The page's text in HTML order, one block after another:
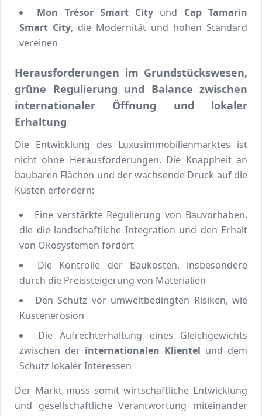
Mon Trésor Smart City und Cap Tamarin
Smart City, die Modernität und hohen Standard
vereinen
Herausforderungen im Grundstückswesen,
grüne Regulierung und Balance zwischen
internationaler Öffnung und lokaler
Erhaltung
Die Entwicklung des Luxusimmobilienmarktes ist
nicht ohne Herausforderungen. Die Knappheit an
baubaren Flächen und der wachsende Druck auf die
Küsten erfordern:
Eine verstärkte Regulierung von Bauvorhaben,
die die landschaftliche Integration und den Erhalt
von Ökosystemen fördert
Die Kontrolle der Baukosten, insbesondere
durch die Preissteigerung von Materialien
Den Schutz vor umweltbedingten Risiken, wie
Küstenerosion
Die Aufrechterhaltung eines Gleichgewichts
zwischen der internationalen Klientel und dem
Schutz lokaler Interessen
Der Markt muss somit wirtschaftliche Entwicklung
und gesellschaftliche Verantwortung miteinander